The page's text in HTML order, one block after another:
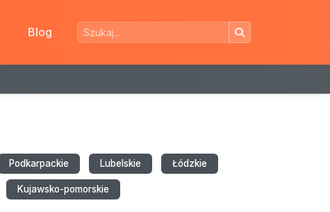
Blog
Podkarpackie Lubelskie Łódzkie
Kujawsko-pomorskie